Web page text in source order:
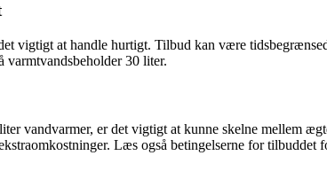
vigtigt at handle hurtigt. Tilbud kan være
varmtvandsbeholder 30 liter.
vandvarmer, er det vigtigt at kunne skelne mellem
Læs også betingelserne for tilbuddet